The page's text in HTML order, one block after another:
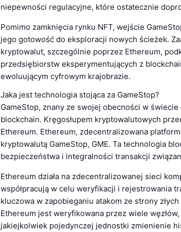
niepewności regulacyjne, które ostatecznie
Pomimo zamknięcia rynku NFT, wejście
jego gotowość do eksploracji nowych ścieżek.
kryptowalut, szczególnie poprzez Ethereum,
przedsiębiorstw eksperymentujących z
ewoluującym cyfrowym krajobrazie.
Jaka jest technologia stojąca za GameStop?
GameStop, znany ze swojej obecności w
blockchain. Kręgosłupem kryptowalutowych
Ethereum. Ethereum, zdecentralizowana
kryptowalutą GameStop, GME. Ta technologia
bezpieczeństwa i integralności transakcji
Ethereum działa na zdecentralizowanej sieci
współpracują w celu weryfikacji i rejestrowania
kluczowa w zapobieganiu atakom ze strony
Ethereum jest weryfikowana przez wiele
jakiejkolwiek pojedynczej jednostki zmienienie